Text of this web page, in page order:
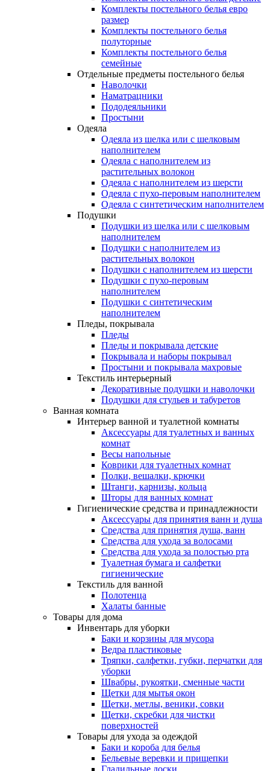
Комплекты постельного белья евро
размер
Комплекты постельного белья
полуторные
Комплекты постельного белья
семейные
Отдельные предметы постельного белья
Наволочки
Наматрацники
Пододеяльники
Простыни
Одеяла
Одеяла из шелка или с шелковым
наполнителем
Одеяла с наполнителем из
растительных волокон
Одеяла с наполнителем из шерсти
Одеяла с пухо-перовым наполнителем
Одеяла с синтетическим наполнителем
Подушки
Подушки из шелка или с шелковым
наполнителем
Подушки с наполнителем из
растительных волокон
Подушки с наполнителем из шерсти
Подушки с пухо-перовым
наполнителем
Подушки с синтетическим
наполнителем
Пледы, покрывала
Пледы
Пледы и покрывала детские
Покрывала и наборы покрывал
Простыни и покрывала махровые
Текстиль интерьерный
Декоративные подушки и наволочки
Подушки для стульев и табуретов
Ванная комната
Интерьер ванной и туалетной комнаты
Аксессуары для туалетных и ванных
комнат
Весы напольные
Коврики для туалетных комнат
Полки, вешалки, крючки
Штанги, карнизы, кольца
Шторы для ванных комнат
Гигиенические средства и принадлежности
Аксессуары для принятия ванн и душа
Средства для принятия душа, ванн
Средства для ухода за волосами
Средства для ухода за полостью рта
Туалетная бумага и салфетки
гигиенические
Текстиль для ванной
Полотенца
Халаты банные
Товары для дома
Инвентарь для уборки
Баки и корзины для мусора
Ведра пластиковые
Тряпки, салфетки, губки, перчатки для
уборки
Швабры, рукоятки, сменные части
Щетки для мытья окон
Щетки, метлы, веники, совки
Щетки, скребки для чистки
поверхностей
Товары для ухода за одеждой
Баки и короба для белья
Бельевые веревки и прищепки
Гладильные доски